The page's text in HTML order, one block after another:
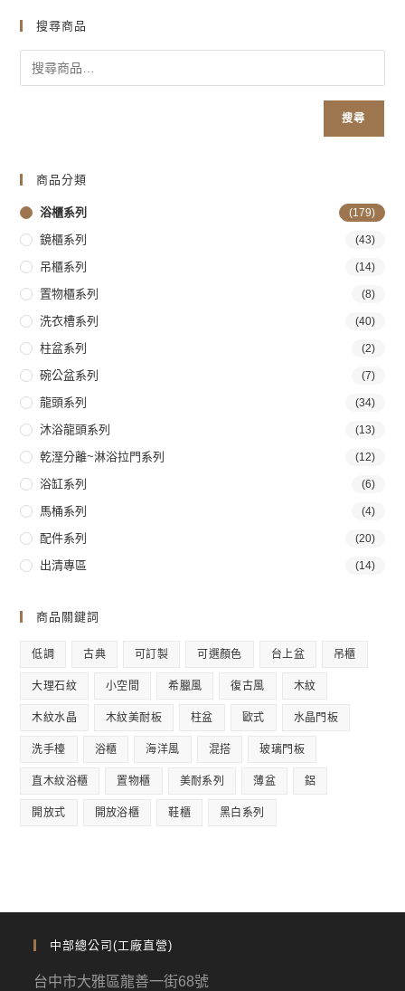
搜尋商品
搜尋
商品分類
浴櫃系列 (179)
鏡櫃系列 (43)
吊櫃系列 (14)
置物櫃系列 (8)
洗衣槽系列 (40)
柱盆系列 (2)
碗公盆系列 (7)
龍頭系列 (34)
沐浴龍頭系列 (13)
乾溼分離~淋浴拉門系列 (12)
浴缸系列 (6)
馬桶系列 (4)
配件系列 (20)
出清專區 (14)
商品關鍵詞
低調 古典 可訂製 可選顏色 台上盆 吊櫃
大理石紋 小空間 希臘風 復古風 木紋
木紋水晶 木紋美耐板 柱盆 歐式 水晶門板
洗手檯 浴櫃 海洋風 混搭 玻璃門板
直木紋浴櫃 置物櫃 美耐系列 薄盆 鋁
開放式 開放浴櫃 鞋櫃 黑白系列
中部總公司(工廠直營)
台中市大雅區龍善一街68號